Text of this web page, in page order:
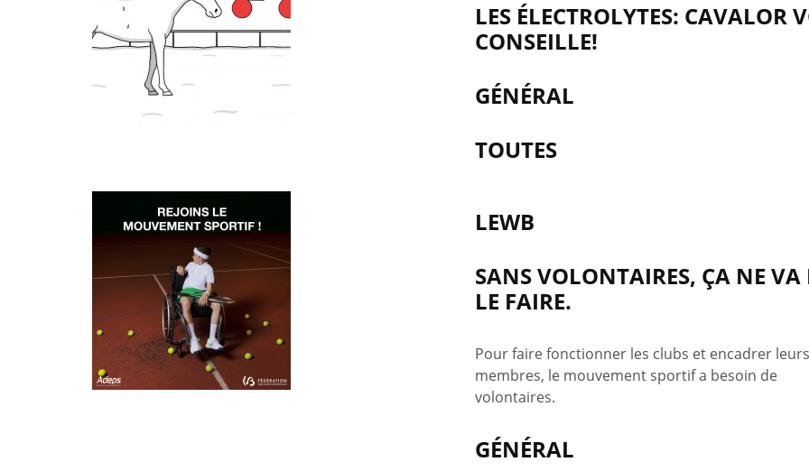
LES ÉLECTROLYTES: CAVALOR
CONSEILLE!
GÉNÉRAL
TOUTES
LEWB
SANS VOLONTAIRES, ÇA NE VA
LE FAIRE.
Pour faire fonctionner les clubs et encadrer leurs
membres, le mouvement sportif a besoin de
volontaires.
GÉNÉRAL